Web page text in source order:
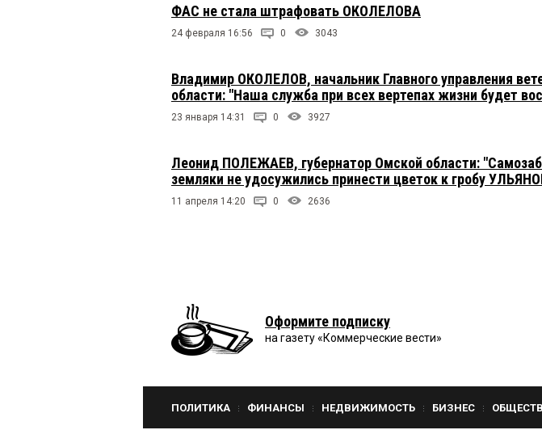
ФАС не стала штрафовать ОКОЛЕЛОВА
24 февраля 16:56 0 3043
Владимир ОКОЛЕЛОВ, начальник Главного управления
области: "Наша служба при всех вертепах жизни будет
23 января 14:31 0 3927
Леонид ПОЛЕЖАЕВ, губернатор Омской области:
земляки не удосужились принести цветок к гробу
11 апреля 14:20 0 2636
Оформите подписку
на газету «Коммерческие вести»
ПОЛИТИКА ФИНАНСЫ НЕДВИЖИМОСТЬ БИЗНЕС